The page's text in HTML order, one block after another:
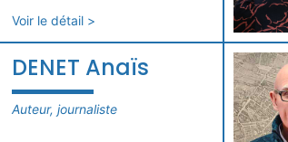
Voir le détail >
DENET Anaïs
Auteur, journaliste